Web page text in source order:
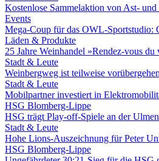
Kostenlose Sammelaktion von Ast-
Events
Mega-Coup für das OWL-Sportstudio:
Läden & Produkte
25 Jahre Weinhandel »Rendez-vous du
Stadt & Leute
Weinbergweg ist teilweise
Stadt & Leute
Mobilpartner investiert in
HSG Blomberg-Lippe
HSG trägt Play-off-Spiele an der
Stadt & Leute
Hohe Lions-Auszeichnung für Peter
HSG Blomberg-Lippe